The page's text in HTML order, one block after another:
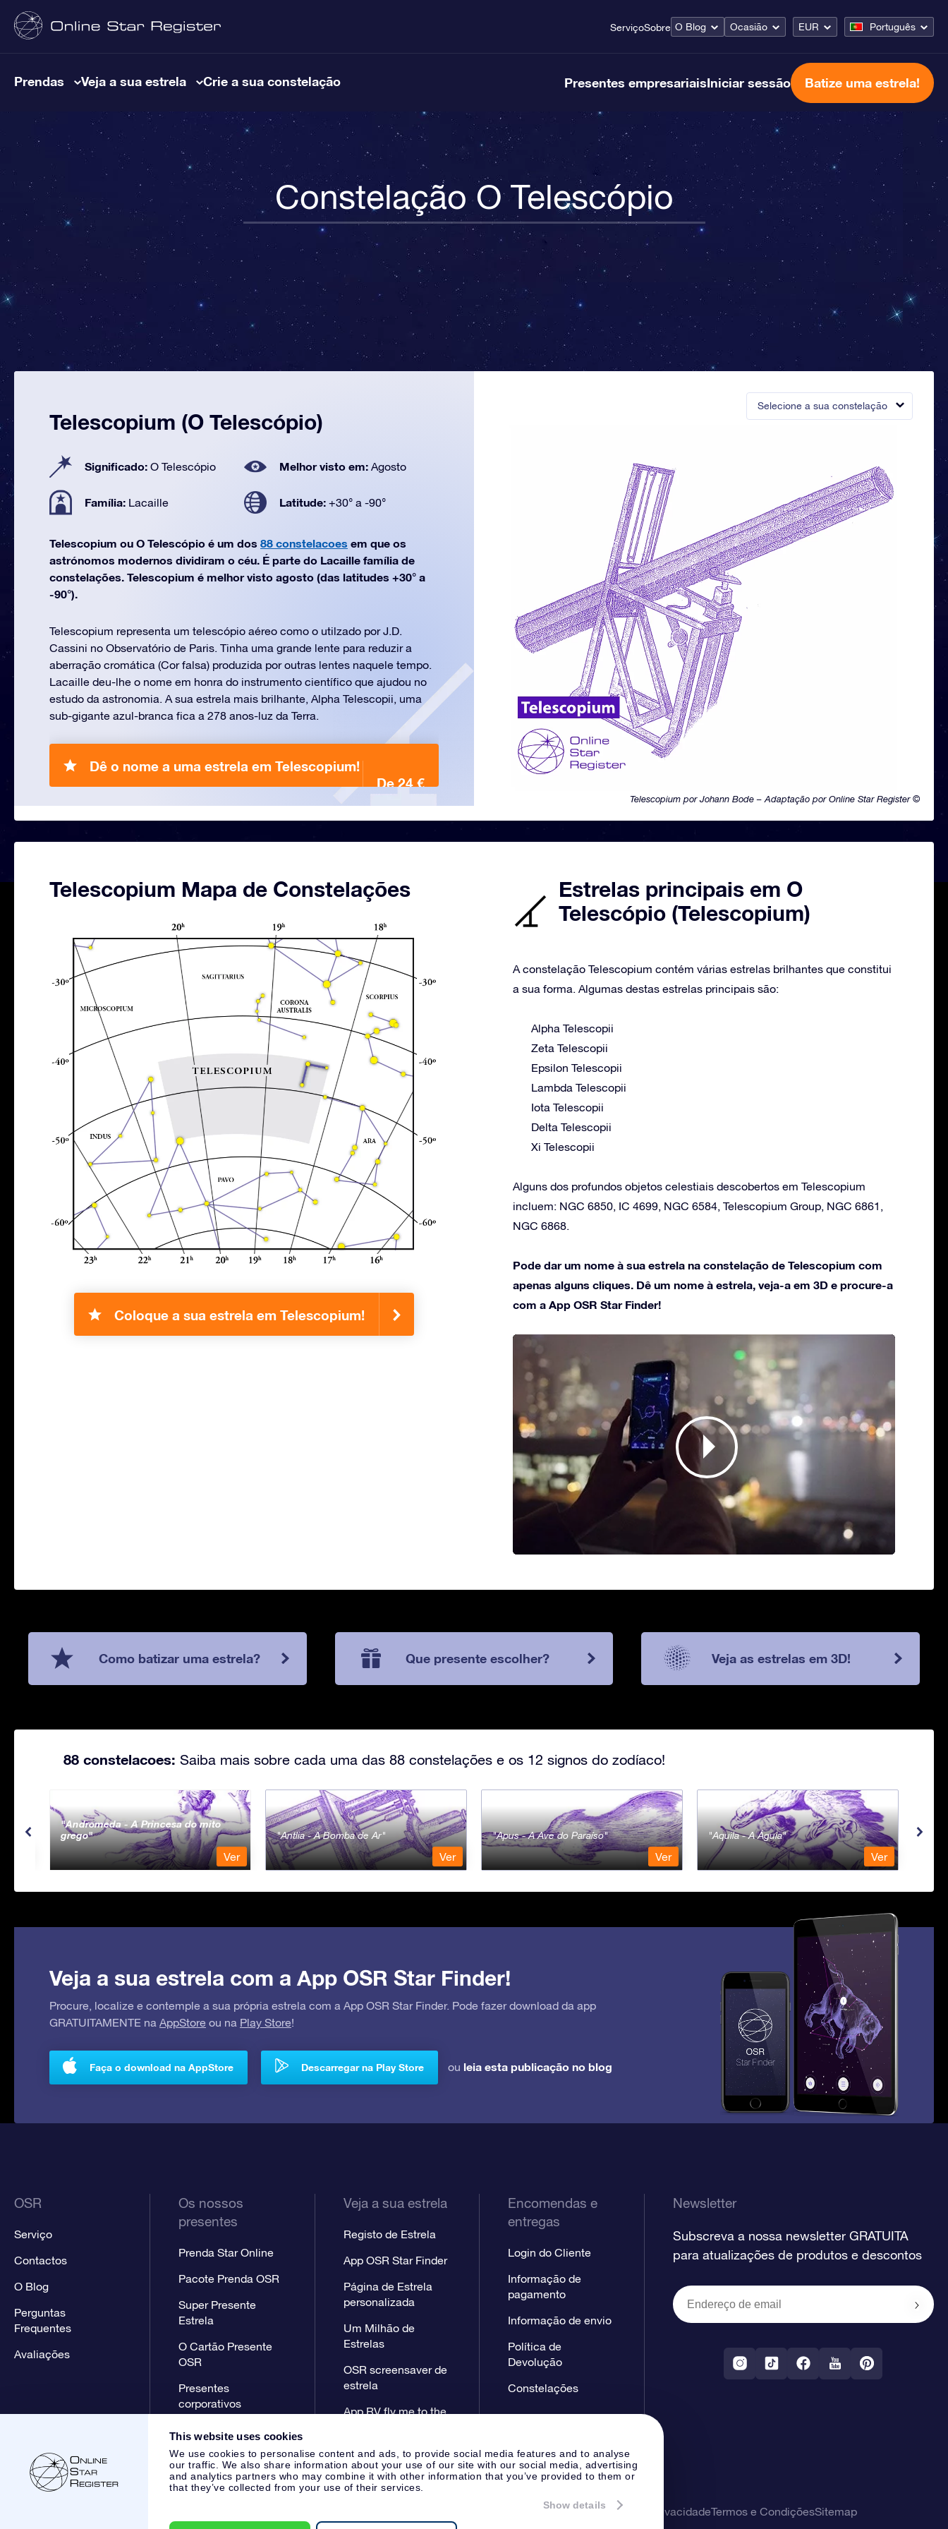
This website uses cookies
We use cookies to personalise content and ads, to provide social media features and to analyse
our traffic. We also share information about your use of our site with our social media, advertising
and analytics partners who may combine it with other information that you’ve provided to them or
that they’ve collected from your use of their services.
Show details
ServiçoSobre O Blog Ocasião EUR Português
Prendas Veja a sua estrela Crie a sua constelação Presentes empresariaisIniciar sessão Batize uma estrela!
Constelação O Telescópio
Selecione a sua constelação
Telescopium por Johann Bode – Adaptação por Online Star Register ©
Telescopium (O Telescópio)
Significado: O Telescópio Melhor visto em: Agosto
Família: Lacaille Latitude: +30° a -90°
Telescopium ou O Telescópio é um dos 88 constelacoes em que os
astrónomos modernos dividiram o céu. É parte do Lacaille família de
constelações. Telescopium é melhor visto agosto (das latitudes +30° a
-90°).
Telescopium representa um telescópio aéreo como o utilzado por J.D.
Cassini no Observatório de Paris. Tinha uma grande lente para reduzir a
aberração cromática (Cor falsa) produzida por outras lentes naquele tempo.
Lacaille deu-lhe o nome em honra do instrumento científico que ajudou no
estudo da astronomia. A sua estrela mais brilhante, Alpha Telescopii, uma
sub-gigante azul-branca fica a 278 anos-luz da Terra.
Dê o nome a uma estrela em Telescopium!
De 24 €
Telescopium Mapa de Constelações
Coloque a sua estrela em Telescopium!
Estrelas principais em O
Telescópio (Telescopium)
A constelação Telescopium contém várias estrelas brilhantes que constitui
a sua forma. Algumas destas estrelas principais são:
Alpha Telescopii
Zeta Telescopii
Epsilon Telescopii
Lambda Telescopii
Iota Telescopii
Delta Telescopii
Xi Telescopii
Alguns dos profundos objetos celestiais descobertos em Telescopium
incluem: NGC 6850, IC 4699, NGC 6584, Telescopium Group, NGC 6861,
NGC 6868.
Pode dar um nome à sua estrela na constelação de Telescopium com
apenas alguns cliques. Dê um nome à estrela, veja-a em 3D e procure-a
com a App OSR Star Finder!
Como batizar uma estrela? Que presente escolher? Veja as estrelas em 3D!
88 constelacoes: Saiba mais sobre cada uma das 88 constelações e os 12 signos do zodíaco!
Andromeda - A Princesa do mito
grego
Ver
Antlia - A Bomba de Ar
Ver
Apus - A Ave do Paraíso
Ver
Aquila - A Águia
Ver
Veja a sua estrela com a App OSR Star Finder!
Procure, localize e contemple a sua própria estrela com a App OSR Star Finder. Pode fazer download da app
GRATUITAMENTE na AppStore ou na Play Store!
Faça o download na AppStore Descarregar na Play Store ou leia esta publicação no blog
OSR
Serviço
Contactos
O Blog
Perguntas
Frequentes
Avaliações
Os nossos
presentes
Prenda Star Online
Pacote Prenda OSR
Super Presente
Estrela
O Cartão Presente
OSR
Presentes
corporativos
Veja a sua estrela
Registo de Estrela
App OSR Star Finder
Página de Estrela
personalizada
Um Milhão de
Estrelas
OSR screensaver de
estrela
App RV fly me to the
Encomendas e
entregas
Login do Cliente
Informação de
pagamento
Informação de envio
Política de
Devolução
Constelações
Newsletter
Subscreva a nossa newsletter GRATUITA
para atualizações de produtos e descontos
Página de ImprensaDeclaração de privacidadeTermos e CondiçõesSitemap